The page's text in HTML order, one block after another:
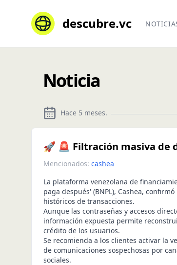
descubre.vc
Noticia
Hace 5 meses.
🚀 🚨 Filtración masiva de
Mencionados: cashea
La plataforma venezolana de
paga después' (BNPL), Cashea,
históricos de transacciones.
Aunque las contraseñas y accesos
información expuesta permite
crédito de los usuarios.
Se recomienda a los clientes activar la
de comunicaciones sospechosas por
sociales.